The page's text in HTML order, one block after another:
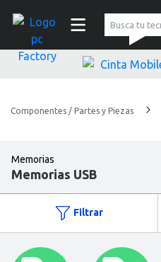
pc Factory
Componentes / Partes y Piezas
Memorias
Memorias USB
Filtrar